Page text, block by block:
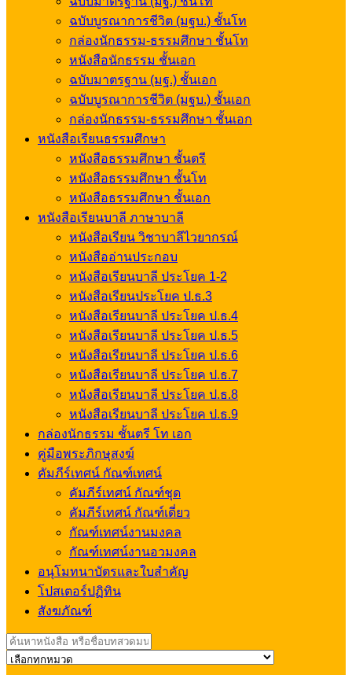
ฉบับบูรณาการชีวิต (มฐบ.) ชั้นโท
กล่องนักธรรม-ธรรมศึกษา ชั้นโท
หนังสือนักธรรม ชั้นเอก
ฉบับมาตรฐาน (มฐ.) ชั้นเอก
ฉบับบูรณาการชีวิต (มฐบ.) ชั้นเอก
กล่องนักธรรม-ธรรมศึกษา ชั้นเอก
หนังสือเรียนธรรมศึกษา
หนังสือธรรมศึกษา ชั้นตรี
หนังสือธรรมศึกษา ชั้นโท
หนังสือธรรมศึกษา ชั้นเอก
หนังสือเรียนบาลี ภาษาบาลี
หนังสือเรียน วิชาบาลีไวยากรณ์
หนังสืออ่านประกอบ
หนังสือเรียนบาลี ประโยค 1-2
หนังสือเรียนประโยค ป.ธ.3
หนังสือเรียนบาลี ประโยค ป.ธ.4
หนังสือเรียนบาลี ประโยค ป.ธ.5
หนังสือเรียนบาลี ประโยค ป.ธ.6
หนังสือเรียนบาลี ประโยค ป.ธ.7
หนังสือเรียนบาลี ประโยค ป.ธ.8
หนังสือเรียนบาลี ประโยค ป.ธ.9
กล่องนักธรรม ชั้นตรี โท เอก
คู่มือพระภิกษุสงฆ์
คัมภีร์เทศน์ กัณฑ์เทศน์
คัมภีร์เทศน์ กัณฑ์ชุด
คัมภีร์เทศน์ กัณฑ์เดี่ยว
กัณฑ์เทศน์งานมงคล
กัณฑ์เทศน์งานอวมงคล
อนุโมทนาบัตรและใบสำคัญ
โปสเตอร์ปฏิทิน
สังฆภัณฑ์
Search
for: